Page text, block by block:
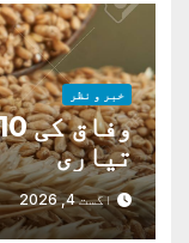
خبر و نظر
تیاری
اگست 4, 2026